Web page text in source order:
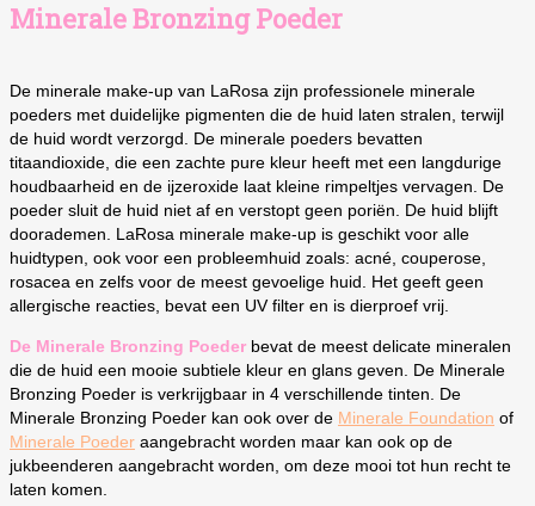
Minerale Bronzing Poeder
De minerale make-up van LaRosa zijn professionele minerale
poeders met duidelijke pigmenten die de huid laten stralen, terwijl
de huid wordt verzorgd. De minerale poeders bevatten
titaandioxide, die een zachte pure kleur heeft met een langdurige
houdbaarheid en de ijzeroxide laat kleine rimpeltjes vervagen. De
poeder sluit de huid niet af en verstopt geen poriën. De huid blijft
doorademen. LaRosa minerale make-up is geschikt voor alle
huidtypen, ook voor een probleemhuid zoals: acné, couperose,
rosacea en zelfs voor de meest gevoelige huid. Het geeft geen
allergische reacties, bevat een UV filter en is dierproef vrij.
De Minerale Bronzing Poeder bevat de meest delicate mineralen
die de huid een mooie subtiele kleur en glans geven. De Minerale
Bronzing Poeder is verkrijgbaar in 4 verschillende tinten. De
Minerale Bronzing Poeder kan ook over de Minerale Foundation of
Minerale Poeder aangebracht worden maar kan ook op de
jukbeenderen aangebracht worden, om deze mooi tot hun recht te
laten komen.